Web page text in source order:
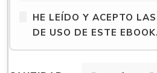
crear una cuenta y utilizar la
sea en su versión web o en las
Bookshelf es compatible con
HE LEÍDO Y ACEPTO
DE USO DE ESTE EBOOK.